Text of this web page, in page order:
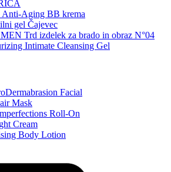
Anti-Aging BB krema
gel Čajevec
Trd izdelek za brado in obraz N°04
Intimate Cleansing Gel
Facial
Mask
Roll-On
Cream
Body Lotion